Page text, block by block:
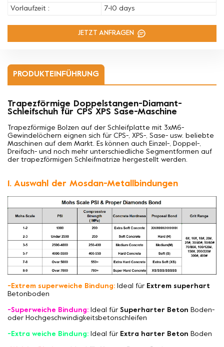
Vorlaufzeit :
7-10 days
JETZT ANFRAGEN
PRODUKTEINFÜHRUNG
Trapezförmige Doppelstangen-Diamant-
Schleifschuh für CPS XPS Sase-Maschine
Trapezförmige Bolzen auf der Schleifplatte mit 3xM6-
Gewindelöchern eignen sich für CPS-, XPS-, Sase- usw. beliebte
Maschinen auf dem Markt. Es können auch Einzel-, Doppel-,
Dreifach- und noch mehr unterschiedliche Segmentformen auf
der trapezförmigen Schleifmatrize hergestellt werden.
1. Auswahl der Mosdan-Metallbindungen
-Extrem superweiche Bindung: Ideal für Extrem superhart
Betonboden
-Superweiche Bindung: Ideal für Superharter Beton Boden-
oder Hochgeschwindigkeitsbetonschleifen
-Extra weiche Bindung: Ideal für Extra harter Beton Boden